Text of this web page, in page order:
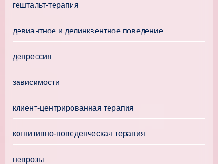
гештальт-терапия
девиантное и делинквентное поведение
депрессия
зависимости
клиент-центрированная терапия
когнитивно-поведенческая терапия
неврозы